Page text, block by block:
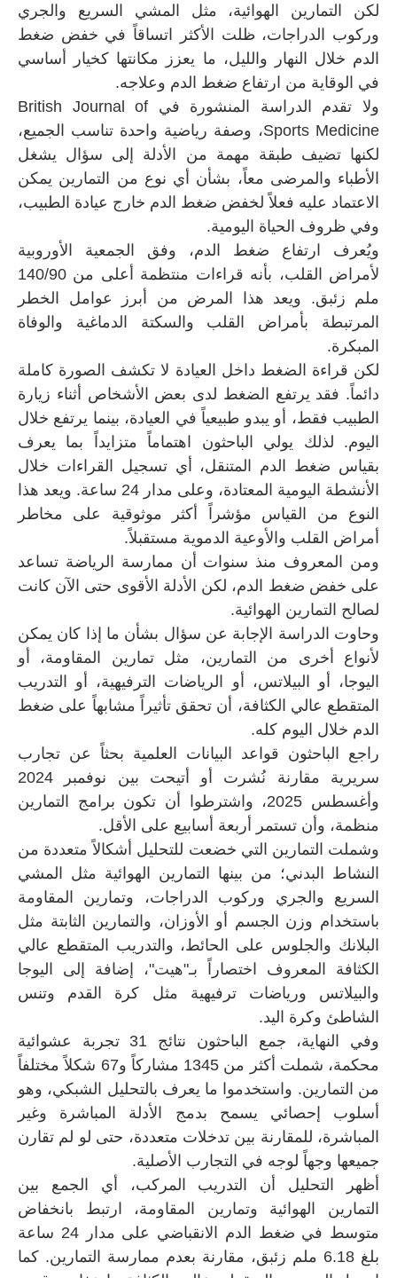
لكن التمارين الهوائية، مثل المشي السريع والجري
وركوب الدراجات، ظلت الأكثر اتساقاً في خفض ضغط
الدم خلال النهار والليل، ما يعزز مكانتها كخيار أساسي
في الوقاية من ارتفاع ضغط الدم وعلاجه.
ولا تقدم الدراسة المنشورة في British Journal of
Sports Medicine، وصفة رياضية واحدة تناسب الجميع،
لكنها تضيف طبقة مهمة من الأدلة إلى سؤال يشغل
الأطباء والمرضى معاً، بشأن أي نوع من التمارين يمكن
الاعتماد عليه فعلاً لخفض ضغط الدم خارج عيادة الطبيب،
وفي ظروف الحياة اليومية.
ويُعرف ارتفاع ضغط الدم، وفق الجمعية الأوروبية
لأمراض القلب، بأنه قراءات منتظمة أعلى من 140/90
ملم زئبق. ويعد هذا المرض من أبرز عوامل الخطر
المرتبطة بأمراض القلب والسكتة الدماغية والوفاة
المبكرة.
لكن قراءة الضغط داخل العيادة لا تكشف الصورة كاملة
دائماً. فقد يرتفع الضغط لدى بعض الأشخاص أثناء زيارة
الطبيب فقط، أو يبدو طبيعياً في العيادة، بينما يرتفع خلال
اليوم. لذلك يولي الباحثون اهتماماً متزايداً بما يعرف
بقياس ضغط الدم المتنقل، أي تسجيل القراءات خلال
الأنشطة اليومية المعتادة، وعلى مدار 24 ساعة. ويعد هذا
النوع من القياس مؤشراً أكثر موثوقية على مخاطر
أمراض القلب والأوعية الدموية مستقبلاً.
ومن المعروف منذ سنوات أن ممارسة الرياضة تساعد
على خفض ضغط الدم، لكن الأدلة الأقوى حتى الآن كانت
لصالح التمارين الهوائية.
وحاوت الدراسة الإجابة عن سؤال بشأن ما إذا كان يمكن
لأنواع أخرى من التمارين، مثل تمارين المقاومة، أو
اليوجا، أو البيلاتس، أو الرياضات الترفيهية، أو التدريب
المتقطع عالي الكثافة، أن تحقق تأثيراً مشابهاً على ضغط
الدم خلال اليوم كله.
راجع الباحثون قواعد البيانات العلمية بحثاً عن تجارب
سريرية مقارنة نُشرت أو أتيحت بين نوفمبر 2024
وأغسطس 2025، واشترطوا أن تكون برامج التمارين
منظمة، وأن تستمر أربعة أسابيع على الأقل.
وشملت التمارين التي خضعت للتحليل أشكالاً متعددة من
النشاط البدني؛ من بينها التمارين الهوائية مثل المشي
السريع والجري وركوب الدراجات، وتمارين المقاومة
باستخدام وزن الجسم أو الأوزان، والتمارين الثابتة مثل
البلانك والجلوس على الحائط، والتدريب المتقطع عالي
الكثافة المعروف اختصاراً بـ"هيت"، إضافة إلى اليوجا
والبيلاتس ورياضات ترفيهية مثل كرة القدم وتنس
الشاطئ وكرة اليد.
وفي النهاية، جمع الباحثون نتائج 31 تجربة عشوائية
محكمة، شملت أكثر من 1345 مشاركاً و67 شكلاً مختلفاً
من التمارين. واستخدموا ما يعرف بالتحليل الشبكي، وهو
أسلوب إحصائي يسمح بدمج الأدلة المباشرة وغير
المباشرة، للمقارنة بين تدخلات متعددة، حتى لو لم تقارن
جميعها وجهاً لوجه في التجارب الأصلية.
أظهر التحليل أن التدريب المركب، أي الجمع بين
التمارين الهوائية وتمارين المقاومة، ارتبط بانخفاض
متوسط في ضغط الدم الانقباضي على مدار 24 ساعة
بلغ 6.18 ملم زئبق، مقارنة بعدم ممارسة التمارين. كما